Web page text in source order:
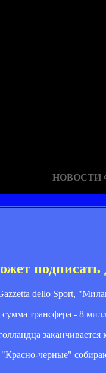
НОВОСТИ
подписать
dello Sport,
трансфера - 8
черные"